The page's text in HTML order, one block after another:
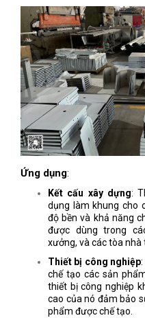
Ứng dụng:
Kết cấu xây dựng:
dụng làm khung cho
độ bền và khả năng
được dùng trong
xưởng, và các tòa nhà
Thiết bị công nghiệp
chế tạo các sản
thiết bị công nghiệp
cao của nó đảm bảo
phẩm được chế tạo.